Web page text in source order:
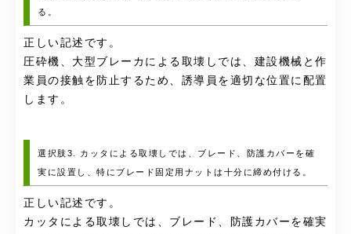
る。
正しい記述です。
圧砕機、大型ブレーカによる取壊しでは、建設機械と作
業員の接触を防止するため、誘導員を適切な位置に配置
します。
選択肢3. カッタによる取壊しでは、ブレード、防護カバーを確
実に設置し、特にブレード固定用ナットは十分に締め付ける。
正しい記述です。
カッタによる取壊しでは、ブレード、防護カバーを確実